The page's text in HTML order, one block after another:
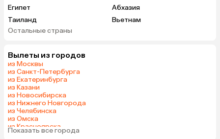
Египет
Абхазия
Таиланд
Вьетнам
ОАЭ
Шри-Ланка
Азербайджан
Сербия
Киргизия
Саудовская Аравия
Остальные страны
Вылеты из городов
из Москвы
из Санкт-Петербурга
из Екатеринбурга
из Казани
из Новосибирска
из Нижнего Новгорода
из Челябинска
из Омска
из Красноярска
из Волгограда
Показать все города